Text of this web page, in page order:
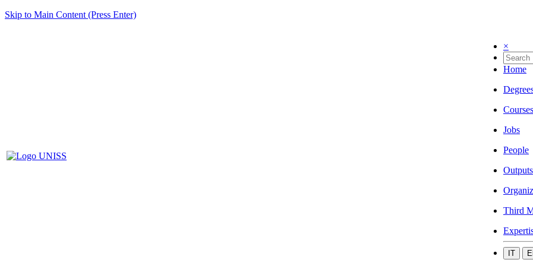
Skip to Main Content (Press Enter)
×
Home
Courses
Jobs
People
Outputs
Third
IT